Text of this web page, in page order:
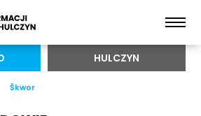
HULCZYN
Škwor